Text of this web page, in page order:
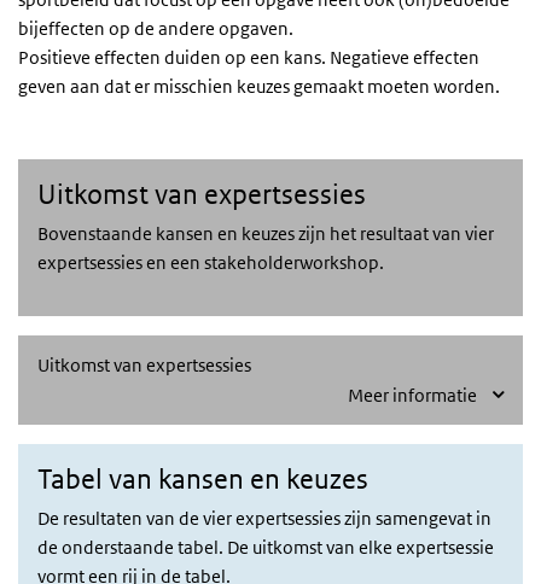
bijeffecten op de andere opgaven.
Positieve effecten duiden op een kans. Negatieve effecten
geven aan dat er misschien keuzes gemaakt moeten worden.
Uitkomst van expertsessies
Bovenstaande kansen en keuzes zijn het resultaat van vier
expertsessies en een stakeholderworkshop.
Uitkomst van expertsessies
Meer informatie
Tabel van kansen en keuzes
De resultaten van de vier expertsessies zijn samengevat in
de onderstaande tabel. De uitkomst van elke expertsessie
vormt een rij in de tabel.